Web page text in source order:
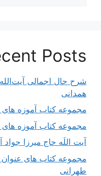
Posts
شرح حال اجمالی
همدانی
مجموعه کتاب آموزه
مجموعه کتاب آموزه
آیت اللَه حاج میرزا جواد
مجموعه کتاب های
طهرانی